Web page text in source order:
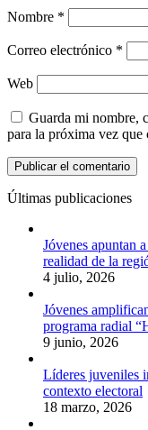
Nombre *
Correo electrónico *
Web
Guarda mi nombre,
para la próxima vez que
Últimas publicaciones
Jóvenes apuntan
realidad de la
4 julio, 2026
Jóvenes
programa radial
9 junio, 2026
Líderes juveniles
contexto electoral
18 marzo, 2026